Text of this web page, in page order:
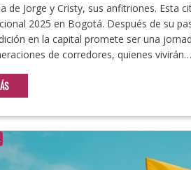
de Jorge y Cristy, sus anfitriones. Esta
2025 en Bogotá. Después de su
en la capital promete ser una
de corredores, quienes vivirán…